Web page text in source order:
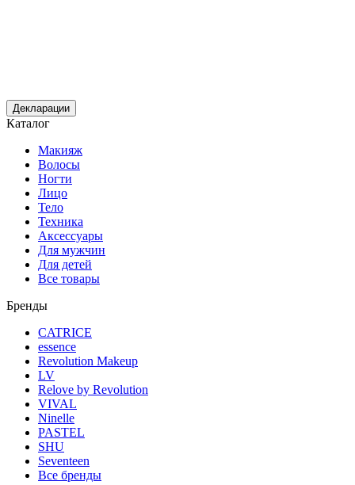
Декларации
Каталог
Макияж
Волосы
Ногти
Лицо
Тело
Техника
Аксессуары
Для мужчин
Для детей
Все товары
Бренды
CATRICE
essence
Revolution Makeup
LV
Relove by Revolution
VIVAL
Ninelle
PASTEL
SHU
Seventeen
Все бренды